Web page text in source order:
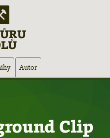
Autor
Clip